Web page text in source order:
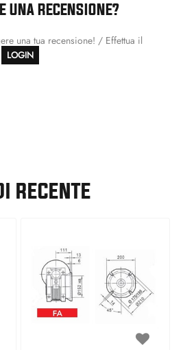
UNA RECENSIONE?
una tua recensione! / Effettua il
LOGIN
RECENTE